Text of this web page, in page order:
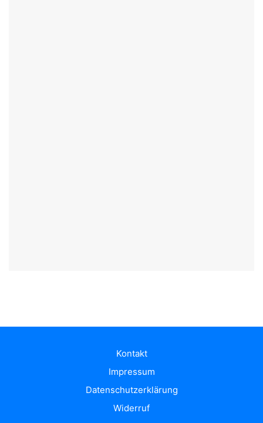
Kontakt
Impressum
Datenschutzerklärung
Widerruf